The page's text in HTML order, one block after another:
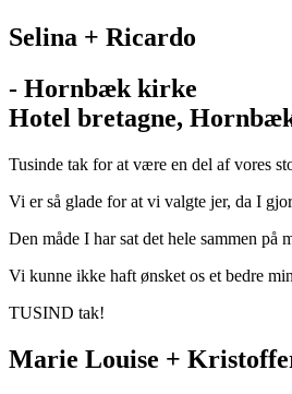
Selina + Ricardo
- Hornbæk kirke
Hotel bretagne,
Tusinde tak for at være en del af vores
Vi er så glade for at vi valgte jer, da I
Den måde I har sat det hele sammen på
Vi kunne ikke haft ønsket os et bedre
TUSIND tak!
Marie Louise +